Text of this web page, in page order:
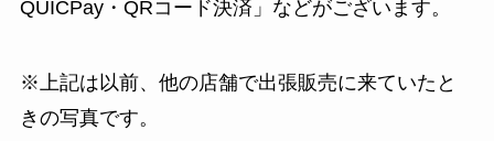
QUICPay・QRコード決済」などがございます。
※上記は以前、他の店舗で出張販売に来ていたと
きの写真です。